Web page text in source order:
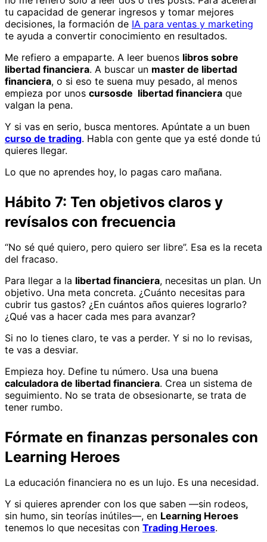
tu capacidad de generar ingresos y tomar mejores
decisiones, la formación de IA para ventas y marketing
te ayuda a convertir conocimiento en resultados.
Me refiero a empaparte. A leer buenos libros sobre
libertad financiera. A buscar un master de libertad
financiera, o si eso te suena muy pesado, al menos
empieza por unos cursosde libertad financiera que
valgan la pena.
Y si vas en serio, busca mentores. Apúntate a un buen
curso de trading. Habla con gente que ya esté donde tú
quieres llegar.
Lo que no aprendes hoy, lo pagas caro mañana.
Hábito 7: Ten objetivos claros y
revísalos con frecuencia
“No sé qué quiero, pero quiero ser libre”. Esa es la receta
del fracaso.
Para llegar a la libertad financiera, necesitas un plan. Un
objetivo. Una meta concreta. ¿Cuánto necesitas para
cubrir tus gastos? ¿En cuántos años quieres lograrlo?
¿Qué vas a hacer cada mes para avanzar?
Si no lo tienes claro, te vas a perder. Y si no lo revisas,
te vas a desviar.
Empieza hoy. Define tu número. Usa una buena
calculadora de libertad financiera. Crea un sistema de
seguimiento. No se trata de obsesionarte, se trata de
tener rumbo.
Fórmate en finanzas personales con
Learning Heroes
La educación financiera no es un lujo. Es una necesidad.
Y si quieres aprender con los que saben —sin rodeos,
sin humo, sin teorías inútiles—, en Learning Heroes
tenemos lo que necesitas con Trading Heroes.